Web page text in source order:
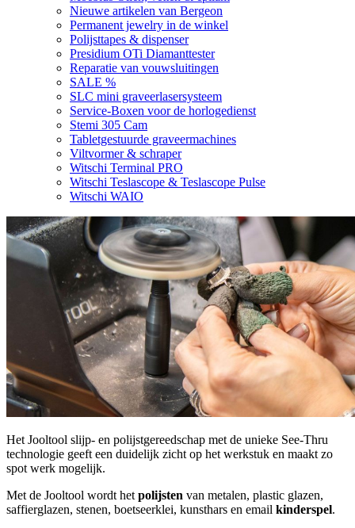
Nieuwe artikelen van Bergeon
Permanent jewelry in de winkel
Polijsttapes & dispenser
Presidium OTi Diamanttester
Reparatie van vouwsluitingen
SALE %
SLC mini graveerlasersysteem
Service-Boxen voor de horlogedienst
Stemi 305 Cam
Tabletgestuurde graveermachines
Viltvormer & schraper
Witschi Terminal PRO
Witschi Teslascope & Teslascope Pulse
Witschi WAIO
Het Jooltool slijp- en polijstgereedschap met de unieke See-Thru
technologie geeft een duidelijk zicht op het werkstuk en maakt zo
spot werk mogelijk.
Met de Jooltool wordt het polijsten van metalen, plastic glazen,
saffierglazen, stenen, boetseerklei, kunsthars en email kinderspel.